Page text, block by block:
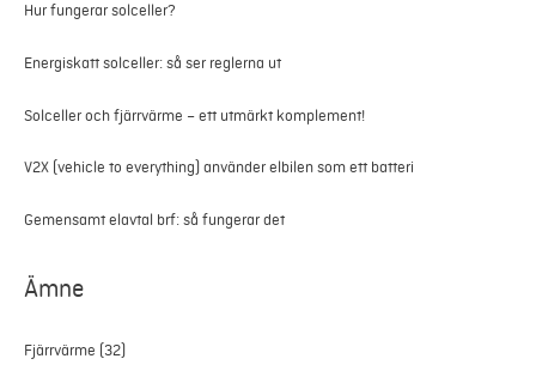
Hur fungerar solceller?
Energiskatt solceller: så ser reglerna ut
Solceller och fjärrvärme – ett utmärkt komplement!
V2X (vehicle to everything) använder elbilen som ett batteri
Gemensamt elavtal brf: så fungerar det
Ämne
Fjärrvärme (32)